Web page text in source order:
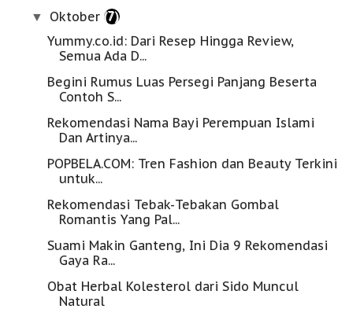
▼ Oktober(7)
Yummy.co.id: Dari Resep Hingga Review,
Semua Ada D...
Begini Rumus Luas Persegi Panjang Beserta
Contoh S...
Rekomendasi Nama Bayi Perempuan Islami
Dan Artinya...
POPBELA.COM: Tren Fashion dan Beauty Terkini
untuk...
Rekomendasi Tebak-Tebakan Gombal
Romantis Yang Pal...
Suami Makin Ganteng, Ini Dia 9 Rekomendasi
Gaya Ra...
Obat Herbal Kolesterol dari Sido Muncul
Natural